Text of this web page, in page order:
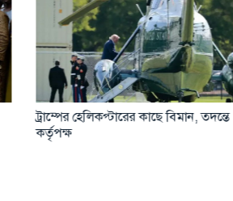
টমাহক ক্ষেপণাস্ত্র পরীক্ষায় জাপানকে কড়া
হুঁশিয়ারি উত্তর কোরিয়ার